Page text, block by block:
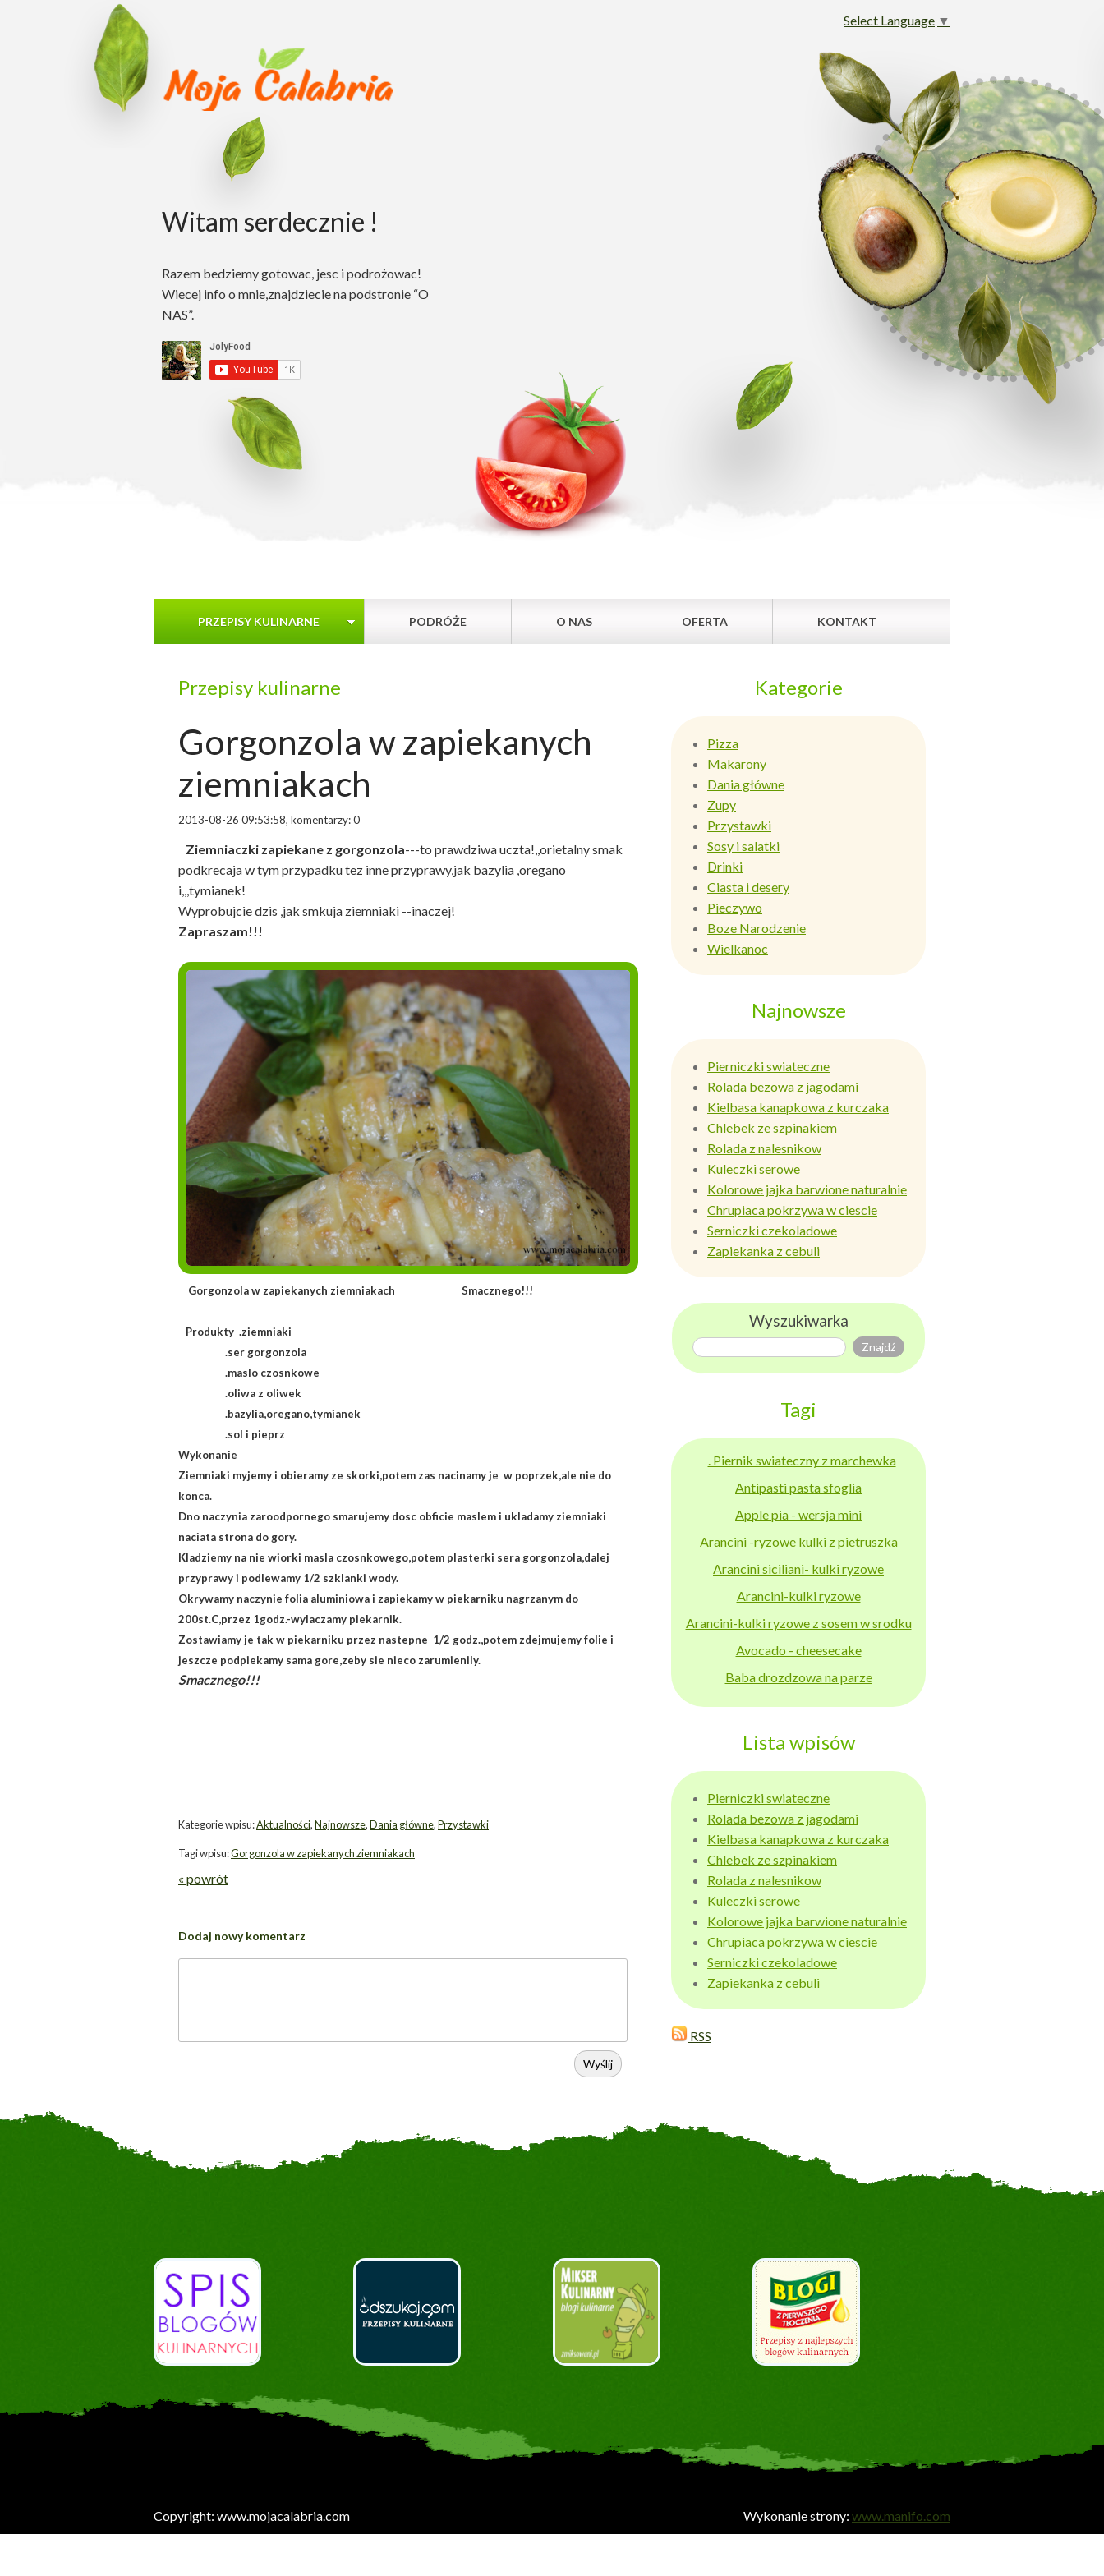
Witam serdecznie !
Razem bedziemy gotowac, jesc i podrożowac!
Wiecej info o mnie,znajdziecie na podstronie “O
NAS”.
Select Language ▼
PRZEPISY KULINARNE PODRÓŻE O NAS OFERTA KONTAKT
Przepisy kulinarne
Gorgonzola w zapiekanych
ziemniakach
2013-08-26 09:53:58, komentarzy: 0
Ziemniaczki zapiekane z gorgonzola---to prawdziwa uczta!,,orietalny smak
podkrecaja w tym przypadku tez inne przyprawy,jak bazylia ,oregano
i,,,tymianek!
Wyprobujcie dzis ,jak smkuja ziemniaki --inaczej!
Zapraszam!!!
Gorgonzola w zapiekanych ziemniakach Smacznego!!!
Produkty .ziemniaki
.ser gorgonzola
.maslo czosnkowe
.oliwa z oliwek
.bazylia,oregano,tymianek
.sol i pieprz
Wykonanie
Ziemniaki myjemy i obieramy ze skorki,potem zas nacinamy je w poprzek,ale nie do
konca.
Dno naczynia zaroodpornego smarujemy dosc obficie maslem i ukladamy ziemniaki
naciata strona do gory.
Kladziemy na nie wiorki masla czosnkowego,potem plasterki sera gorgonzola,dalej
przyprawy i podlewamy 1/2 szklanki wody.
Okrywamy naczynie folia aluminiowa i zapiekamy w piekarniku nagrzanym do
200st.C,przez 1godz.-wylaczamy piekarnik.
Zostawiamy je tak w piekarniku przez nastepne 1/2 godz.,potem zdejmujemy folie i
jeszcze podpiekamy sama gore,zeby sie nieco zarumienily.
Smacznego!!!
Kategorie wpisu:Aktualności,Najnowsze,Dania główne,Przystawki
Tagi wpisu:Gorgonzola w zapiekanych ziemniakach
« powrót
Dodaj nowy komentarz
Wyślij
Kategorie
Pizza
Makarony
Dania główne
Zupy
Przystawki
Sosy i salatki
Drinki
Ciasta i desery
Pieczywo
Boze Narodzenie
Wielkanoc
Najnowsze
Pierniczki swiateczne
Rolada bezowa z jagodami
Kielbasa kanapkowa z kurczaka
Chlebek ze szpinakiem
Rolada z nalesnikow
Kuleczki serowe
Kolorowe jajka barwione naturalnie
Chrupiaca pokrzywa w ciescie
Serniczki czekoladowe
Zapiekanka z cebuli
Wyszukiwarka
Tagi
. Piernik swiateczny z marchewka
Antipasti pasta sfoglia
Apple pia - wersja mini
Arancini -ryzowe kulki z pietruszka
Arancini siciliani- kulki ryzowe
Arancini-kulki ryzowe
Arancini-kulki ryzowe z sosem w srodku
Avocado - cheesecake
Baba drozdzowa na parze
Lista wpisów
Pierniczki swiateczne
Rolada bezowa z jagodami
Kielbasa kanapkowa z kurczaka
Chlebek ze szpinakiem
Rolada z nalesnikow
Kuleczki serowe
Kolorowe jajka barwione naturalnie
Chrupiaca pokrzywa w ciescie
Serniczki czekoladowe
Zapiekanka z cebuli
RSS
Copyright: www.mojacalabria.com Wykonanie strony: www.manifo.com